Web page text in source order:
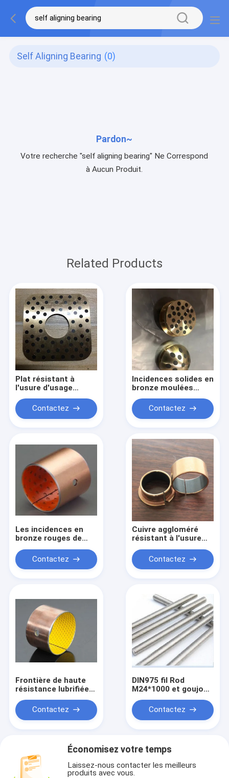
Self Aligning Bearing (0)
Pardon~
Votre recherche "self aligning bearing" Ne Correspond
à Aucun Produit.
Related Products
Plat résistant à
l'usure d'usage
d'Oilless pour la
chaîne de montage
bonne capacité de
Contactez
Incidences solides en
bronze moulées
CuZn25Al6Fe3Mn3 de
lubrifiant non
standard avec le bon
Contactez
Les incidences en
bronze rouges de
étain/cuivre ont
plaqué la bague en
Contactez
Cuivre aggloméré
résistant à l'usure
bruit de bagues en
bronze en poudre
Contactez
Frontière de haute
résistance lubrifiée
soutenant la norme
européenne,
incidence poreuse de
Contactez
DIN975 fil Rod
M24*1000 et goujons
galvanisés avec la
bonne résistance
chimique
Contactez
Économisez votre temps
Laissez-nous contacter les meilleurs
produits avec vous.